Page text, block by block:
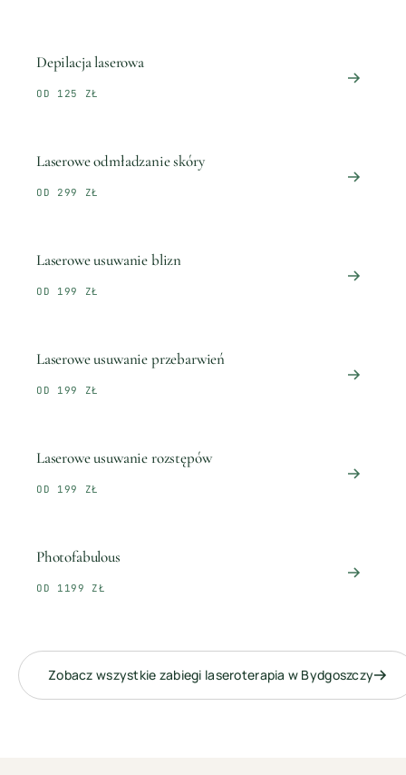
Depilacja laserowa
OD 125 ZŁ
Laserowe odmładzanie skóry
OD 299 ZŁ
Laserowe usuwanie blizn
OD 199 ZŁ
Laserowe usuwanie przebarwień
OD 199 ZŁ
Laserowe usuwanie rozstępów
OD 199 ZŁ
Photofabulous
OD 1199 ZŁ
Zobacz wszystkie zabiegi laseroterapia w Bydgoszczy